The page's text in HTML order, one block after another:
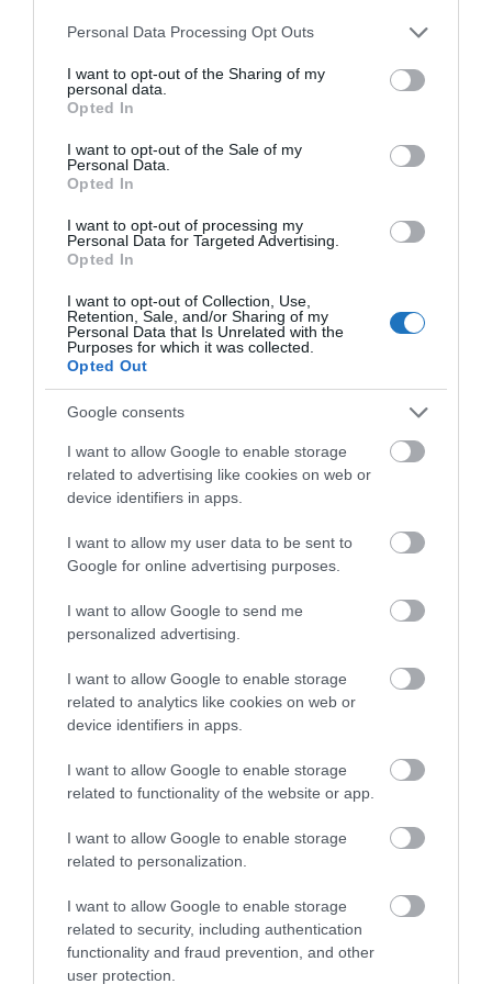
Please note that this website/app uses one or more Google
not limited to your visit or usage behaviour. You may click to
grant or deny consent to Google and its third-party tags to
use your data for below specified purposes in below Google
consent section.
Personal Data Processing Opt Outs
I want to opt-out of the Sharing of my
personal data.
Opted In
I want to opt-out of the Sale of my
Personal Data.
Opted In
I want to opt-out of processing my
Personal Data for Targeted Advertising.
Opted In
I want to opt-out of Collection, Use,
Retention, Sale, and/or Sharing of my
Personal Data that Is Unrelated with the
Purposes for which it was collected.
Opted Out
Google consents
I want to allow Google to enable storage
related to advertising like cookies on web or
device identifiers in apps.
I want to allow my user data to be sent to
Google for online advertising purposes.
I want to allow Google to send me
personalized advertising.
I want to allow Google to enable storage
related to analytics like cookies on web or
device identifiers in apps.
I want to allow Google to enable storage
related to functionality of the website or app.
I want to allow Google to enable storage
related to personalization.
I want to allow Google to enable storage
related to security, including authentication
functionality and fraud prevention, and other
user protection.
vendéglátóhely csatlakozott a kezdeményezéshez,
készít. A kezdeményezéshez csatlakozó éttermek
aktuális listája a
A KocsonyaÚtlevél egyszerű, jól skálázható
rendszerre épül. A látogatók az egyes éttermekben
pecséteket gyűjthetnek, miután megkóstolták az
hagyományos miskolci kocsonya mellett modern,
például húsmentes változatok is megjelennek. A
kezdeményezés elsődleges célja nem a
szétterítése és a városi vendéglátás szélesebb
körének bevonása.
Turizmus-szakmai szempontból a modell azért
forgalmat nem egyetlen közterületre koncentrálja.
Az éttermi részvétel révén a gazdasági hatás
nagyobb területen oszlik meg, miközben a látogatók